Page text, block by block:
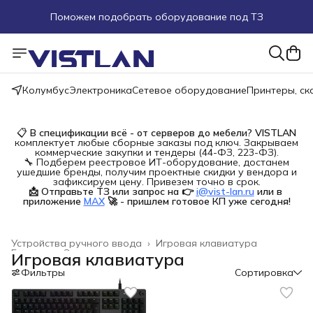
Поможем подобрать оборудование под ТЗ
Пуско-наладочные работы
Пришлите запрос на e-mail или в чат
КолумбусЭлектроникаСетевое оборудованиеПринтеры,
📋 В спецификации всё - от серверов до мебели? VISTLAN
комплектует любые сборные заказы под ключ. Закрываем
коммерческие закупки и тендеры (44-ФЗ, 223-ФЗ).
🔧 Подберем реестровое ИТ-оборудование, достанем
ушедшие бренды, получим проектные скидки у вендора и
зафиксируем цену. Привезем точно в срок.
📩 Отправьте ТЗ или запрос на 👉 i@vist-lan.ru или в
приложение MAX 🚀 - пришлем готовое КП уже сегодня!
Игровая клавиатура
Устройства ручного ввода ›
Электроника
Главная
Игровая клавиатура
Фильтры Сортировка